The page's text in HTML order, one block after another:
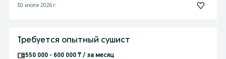
30 июля 2026 г.
Требуется опытный сушист
550 000 - 600 000 ₸ / за месяц